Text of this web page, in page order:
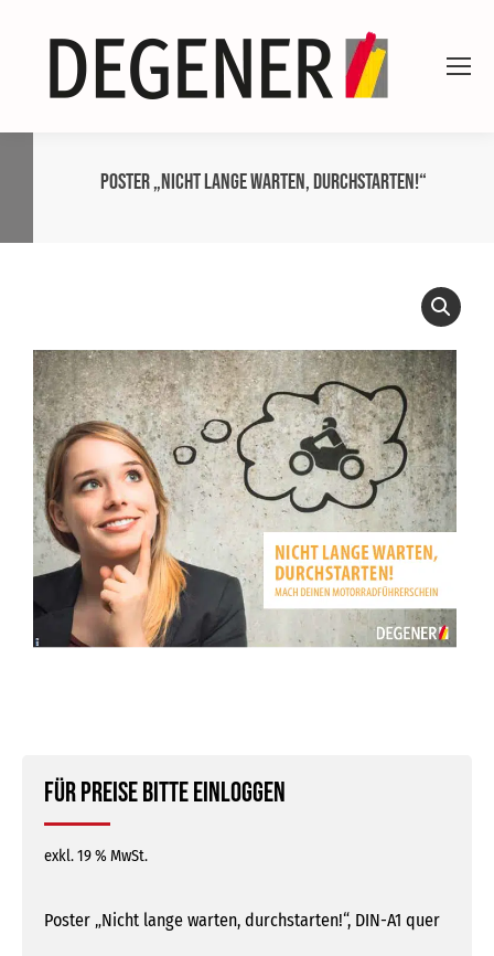
Poster „Nicht lange warten, durchstarten!“
Für Preise bitte einloggen
exkl. 19 % MwSt.
Poster „Nicht lange warten, durchstarten!“, DIN-A1 quer